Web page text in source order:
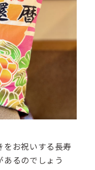
をお祝いする長寿
るのでしょう